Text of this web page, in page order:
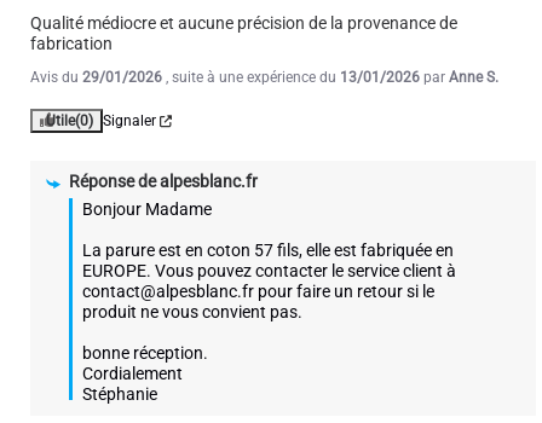
Qualité médiocre et aucune précision de la provenance de
fabrication
Avis du 29/01/2026 , suite à une expérience du 13/01/2026 par Anne S.
Utile(0) Signaler
Réponse dealpesblanc.fr
Bonjour Madame
La parure est en coton 57 fils, elle est fabriquée en
EUROPE. Vous pouvez contacter le service client à
contact@alpesblanc.fr pour faire un retour si le
produit ne vous convient pas.
bonne réception.
Cordialement
Stéphanie